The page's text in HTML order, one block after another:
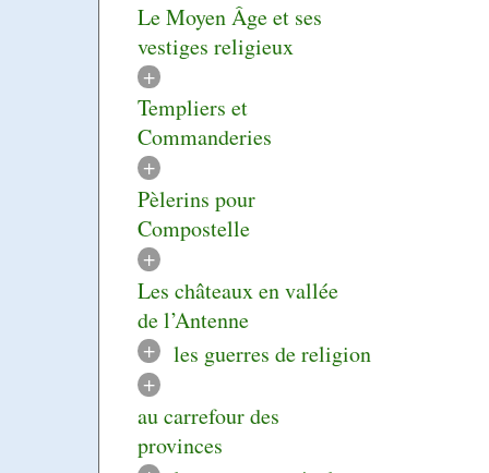
Le Moyen Âge et ses
vestiges religieux
+
Templiers et
Commanderies
+
Pèlerins pour
Compostelle
+
Les châteaux en vallée
de l’Antenne
+
les guerres de religion
+
au carrefour des
provinces